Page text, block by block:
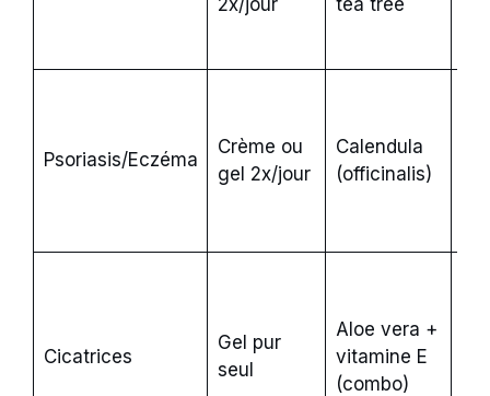
Psoriasis/Eczéma
Crème ou
gel 2x/jour
Calendula
(officinalis)
Cicatrices
Gel pur
seul
Aloe vera +
vitamine E
(combo)